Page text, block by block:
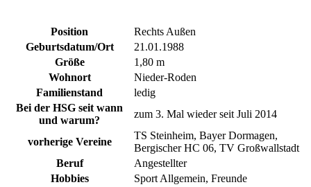
Position
Rechts Außen
Geburtsdatum/Ort
21.01.1988
Größe
1,80 m
Wohnort
Nieder-Roden
Familienstand
ledig
Bei der HSG seit wann
und warum?
zum 3. Mal wieder seit Juli 2014
vorherige Vereine
TS Steinheim, Bayer Dormagen,
Bergischer HC 06, TV Großwallstadt
Beruf
Angestellter
Hobbies
Sport Allgemein, Freunde